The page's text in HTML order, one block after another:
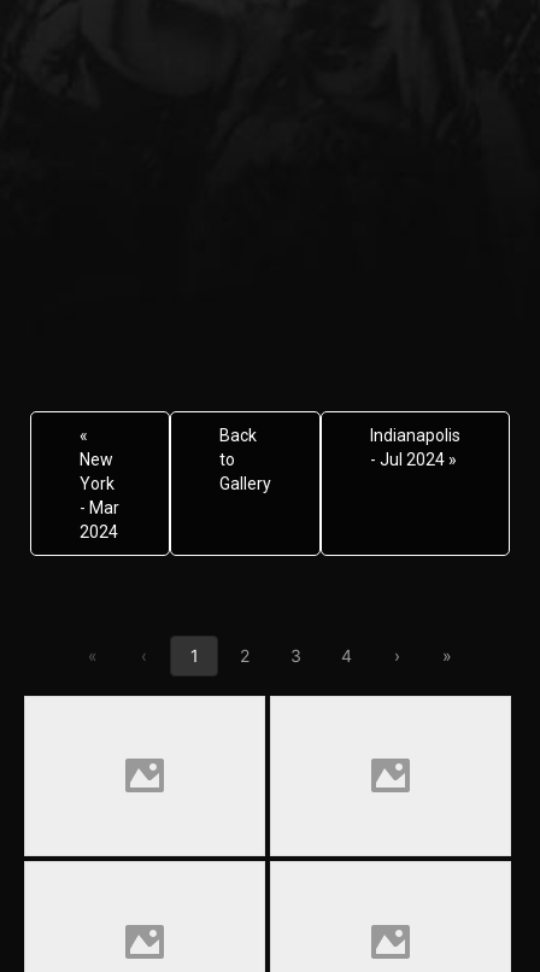
«
New
York
- Mar
2024
Back
to
Gallery
Indianapolis
- Jul 2024 »
First page
« Previous page
‹ 1 2 3 4 Next page
› Last page
»